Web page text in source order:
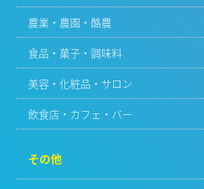
農業・農園・酪農
食品・菓子・調味料
美容・化粧品・サロン
飲食店・カフェ・バー
その他